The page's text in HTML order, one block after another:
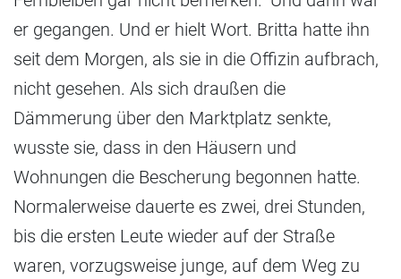
er gegangen. Und er hielt Wort. Britta hatte ihn
seit dem Morgen, als sie in die Offizin aufbrach,
nicht gesehen. Als sich draußen die
Dämmerung über den Marktplatz senkte,
wusste sie, dass in den Häusern und
Wohnungen die Bescherung begonnen hatte.
Normalerweise dauerte es zwei, drei Stunden,
bis die ersten Leute wieder auf der Straße
waren, vorzugsweise junge, auf dem Weg zu